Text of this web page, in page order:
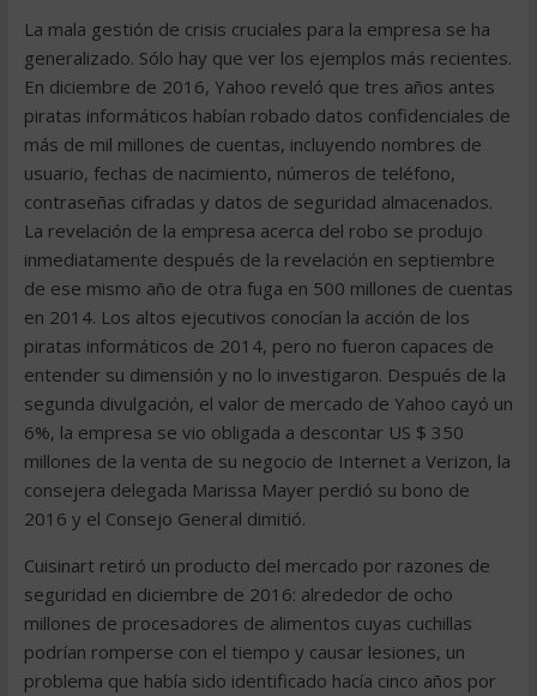
La mala gestión de crisis cruciales para la empresa se ha
generalizado. Sólo hay que ver los ejemplos más recientes.
En diciembre de 2016, Yahoo reveló que tres años antes
piratas informáticos habían robado datos confidenciales de
más de mil millones de cuentas, incluyendo nombres de
usuario, fechas de nacimiento, números de teléfono,
contraseñas cifradas y datos de seguridad almacenados.
La revelación de la empresa acerca del robo se produjo
inmediatamente después de la revelación en septiembre
de ese mismo año de otra fuga en 500 millones de cuentas
en 2014. Los altos ejecutivos conocían la acción de los
piratas informáticos de 2014, pero no fueron capaces de
entender su dimensión y no lo investigaron. Después de la
segunda divulgación, el valor de mercado de Yahoo cayó un
6%, la empresa se vio obligada a descontar US $ 350
millones de la venta de su negocio de Internet a Verizon, la
consejera delegada Marissa Mayer perdió su bono de
2016 y el Consejo General dimitió.
Cuisinart retiró un producto del mercado por razones de
seguridad en diciembre de 2016: alrededor de ocho
millones de procesadores de alimentos cuyas cuchillas
podrían romperse con el tiempo y causar lesiones, un
problema que había sido identificado hacía cinco años por